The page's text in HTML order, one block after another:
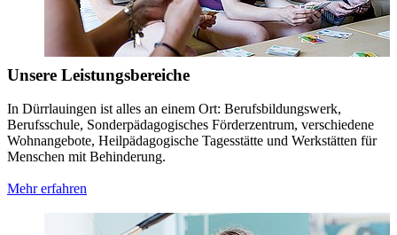
Unsere Leistungsbereiche
In Dürrlauingen ist alles an einem Ort: Berufsbildungswerk,
Berufsschule, Sonderpädagogisches Förderzentrum, verschiedene
Wohnangebote, Heilpädagogische Tagesstätte und Werkstätten für
Menschen mit Behinderung.
Mehr erfahren